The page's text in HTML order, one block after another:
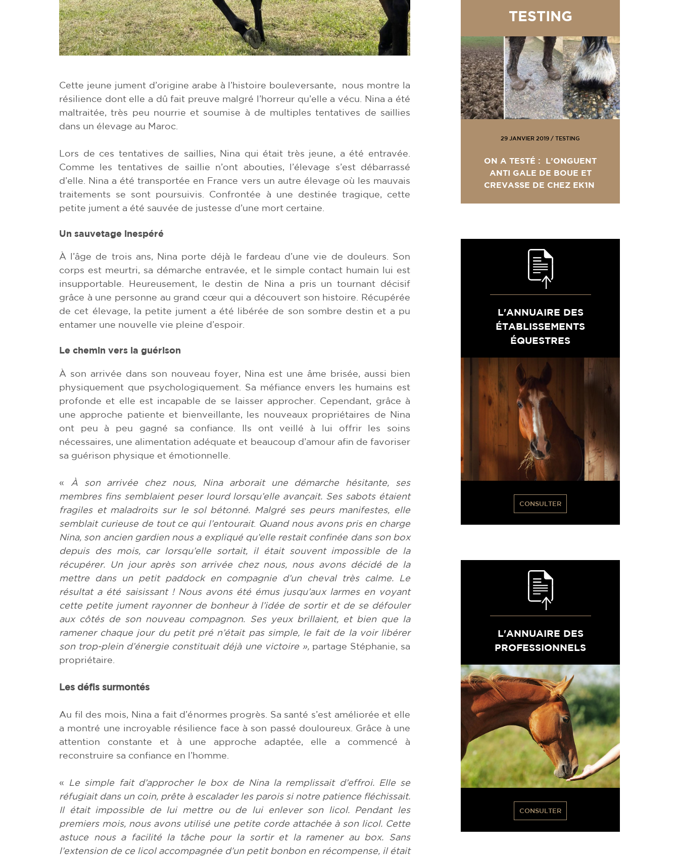
Cette jeune jument d’origine arabe à l’histoire bouleversante, nous montre la
résilience dont elle a dû fait preuve malgré l’horreur qu’elle a vécu. Nina a été
maltraitée, très peu nourrie et soumise à de multiples tentatives de saillies
dans un élevage au Maroc.
Lors de ces tentatives de saillies, Nina qui était très jeune, a été entravée.
Comme les tentatives de saillie n’ont abouties, l’élevage s’est débarrassé
d’elle. Nina a été transportée en France vers un autre élevage où les mauvais
traitements se sont poursuivis. Confrontée à une destinée tragique, cette
petite jument a été sauvée de justesse d’une mort certaine.
Un sauvetage inespéré
À l’âge de trois ans, Nina porte déjà le fardeau d’une vie de douleurs. Son
corps est meurtri, sa démarche entravée, et le simple contact humain lui est
insupportable. Heureusement, le destin de Nina a pris un tournant décisif
grâce à une personne au grand cœur qui a découvert son histoire. Récupérée
de cet élevage, la petite jument a été libérée de son sombre destin et a pu
entamer une nouvelle vie pleine d’espoir.
Le chemin vers la guérison
À son arrivée dans son nouveau foyer, Nina est une âme brisée, aussi bien
physiquement que psychologiquement. Sa méfiance envers les humains est
profonde et elle est incapable de se laisser approcher. Cependant, grâce à
une approche patiente et bienveillante, les nouveaux propriétaires de Nina
ont peu à peu gagné sa confiance. Ils ont veillé à lui offrir les soins
nécessaires, une alimentation adéquate et beaucoup d’amour afin de favoriser
sa guérison physique et émotionnelle.
«
À son arrivée chez nous, Nina arborait une démarche hésitante, ses
membres fins semblaient peser lourd lorsqu’elle avançait. Ses sabots étaient
fragiles et maladroits sur le sol bétonné. Malgré ses peurs manifestes, elle
semblait curieuse de tout ce qui l’entourait. Quand nous avons pris en charge
Nina, son ancien gardien nous a expliqué qu’elle restait confinée dans son box
depuis des mois, car lorsqu’elle sortait, il était souvent impossible de la
récupérer. Un jour après son arrivée chez nous, nous avons décidé de la
mettre dans un petit paddock en compagnie d’un cheval très calme. Le
résultat a été saisissant ! Nous avons été émus jusqu’aux larmes en voyant
cette petite jument rayonner de bonheur à l’idée de sortir et de se défouler
aux côtés de son nouveau compagnon. Ses yeux brillaient, et bien que la
ramener chaque jour du petit pré n’était pas simple, le fait de la voir libérer
son trop-plein d’énergie constituait déjà une victoire », partage Stéphanie, sa
propriétaire.
Les défis surmontés
Au fil des mois, Nina a fait d’énormes progrès. Sa santé s’est améliorée et elle
a montré une incroyable résilience face à son passé douloureux. Grâce à une
attention constante et à une approche adaptée, elle a commencé à
reconstruire sa confiance en l’homme.
« Le simple fait d’approcher le box de Nina la remplissait d’effroi. Elle se
réfugiait dans un coin, prête à escalader les parois si notre patience fléchissait.
Il était impossible de lui mettre ou de lui enlever son licol. Pendant les
premiers mois, nous avons utilisé une petite corde attachée à son licol. Cette
astuce nous a facilité la tâche pour la sortir et la ramener au box. Sans
l’extension de ce licol accompagnée d’un petit bonbon en récompense, il était
TESTING
29 JANVIER 2019 / TESTING
ON A TESTÉ : L’ONGUENT
ANTI GALE DE BOUE ET
CREVASSE DE CHEZ EK1N
L'ANNUAIRE DES
ÉTABLISSEMENTS
ÉQUESTRES
CONSULTER
L'ANNUAIRE DES
PROFESSIONNELS
CONSULTER